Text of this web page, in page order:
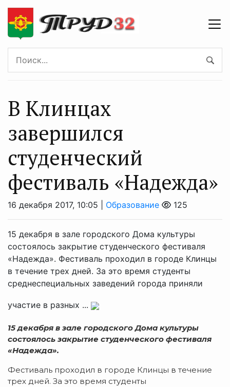
В Клинцах
завершился
студенческий
фестиваль «Надежда»
16 декабря 2017, 10:05 | Образование 125
15 декабря в зале городского Дома культуры
состоялось закрытие студенческого фестиваля
«Надежда». Фестиваль проходил в городе Клинцы
в течение трех дней. За это время студенты
среднеспециальных заведений города приняли
участие в разных ...
15 декабря в зале городского Дома культуры
состоялось закрытие студенческого фестиваля
«Надежда».
Фестиваль проходил в городе Клинцы в течение
трех дней. За это время студенты